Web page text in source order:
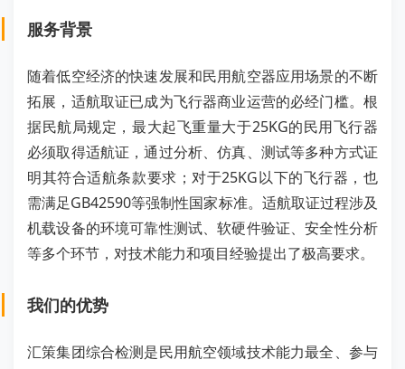
服务背景
随着低空经济的快速发展和民用航空器应用场景的不断
拓展，适航取证已成为飞行器商业运营的必经门槛。根
据民航局规定，最大起飞重量大于25KG的民用飞行器
必须取得适航证，通过分析、仿真、测试等多种方式证
明其符合适航条款要求；对于25KG以下的飞行器，也
需满足GB42590等强制性国家标准。适航取证过程涉及
机载设备的环境可靠性测试、软硬件验证、安全性分析
等多个环节，对技术能力和项目经验提出了极高要求。
我们的优势
汇策集团综合检测是民用航空领域技术能力最全、参与